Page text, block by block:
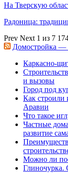
На Тверскую
Радоница:
Prev Next 1 из 7
Домостройка —
Каркасно-
и вызовы
Город под
Как строили
Аравии
Что такое
Частные
развитие
Можно ли
Глиночурка.